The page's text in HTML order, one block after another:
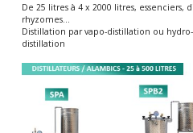
De 25 litres à 4 x 2000 litres, essenciers,
rhyzomes…
Distillation par vapo-distillation ou
distillation